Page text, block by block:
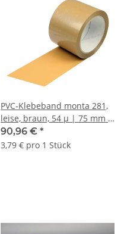
PVC-Klebeband monta 281,
leise, braun, 54 µ | 75 mm x
66 lfm. | VE = 24 Stk.
90,96 € *
3,79 € pro 1 Stück